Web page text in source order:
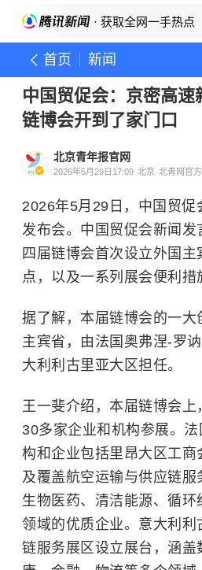
· 获取全网一手热点
首页 新闻
中国贸促会：京密高速
链博会开到了家门口
北京青年报官网
2026年5月29日17:09 北京 北青网官
2026年5月29日，中国贸促
发布会。中国贸促会新闻发
四届链博会首次设立外国
点，以及一系列展会便利措
据了解，本届链博会的一大
主宾省，由法国奥弗涅-罗
大利利古里亚大区担任。
王一斐介绍，本届链博会上
30多家企业和机构参展。
构和企业包括里昂大区工商
及覆盖航空运输与供应链服
生物医药、清洁能源、 循环
领域的优质企业。意大利利
链服务展区设立展台，涵盖